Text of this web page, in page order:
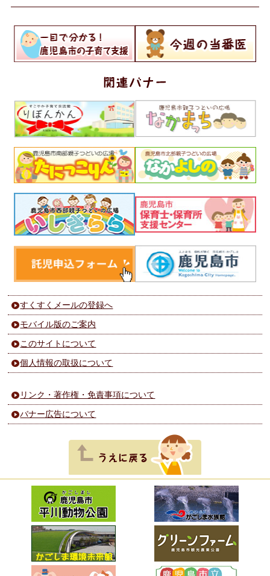
すくすくメールの登録へ
モバイル版のご案内
このサイトについて
個人情報の取扱について
リンク・著作権・免責事項について
バナー広告について